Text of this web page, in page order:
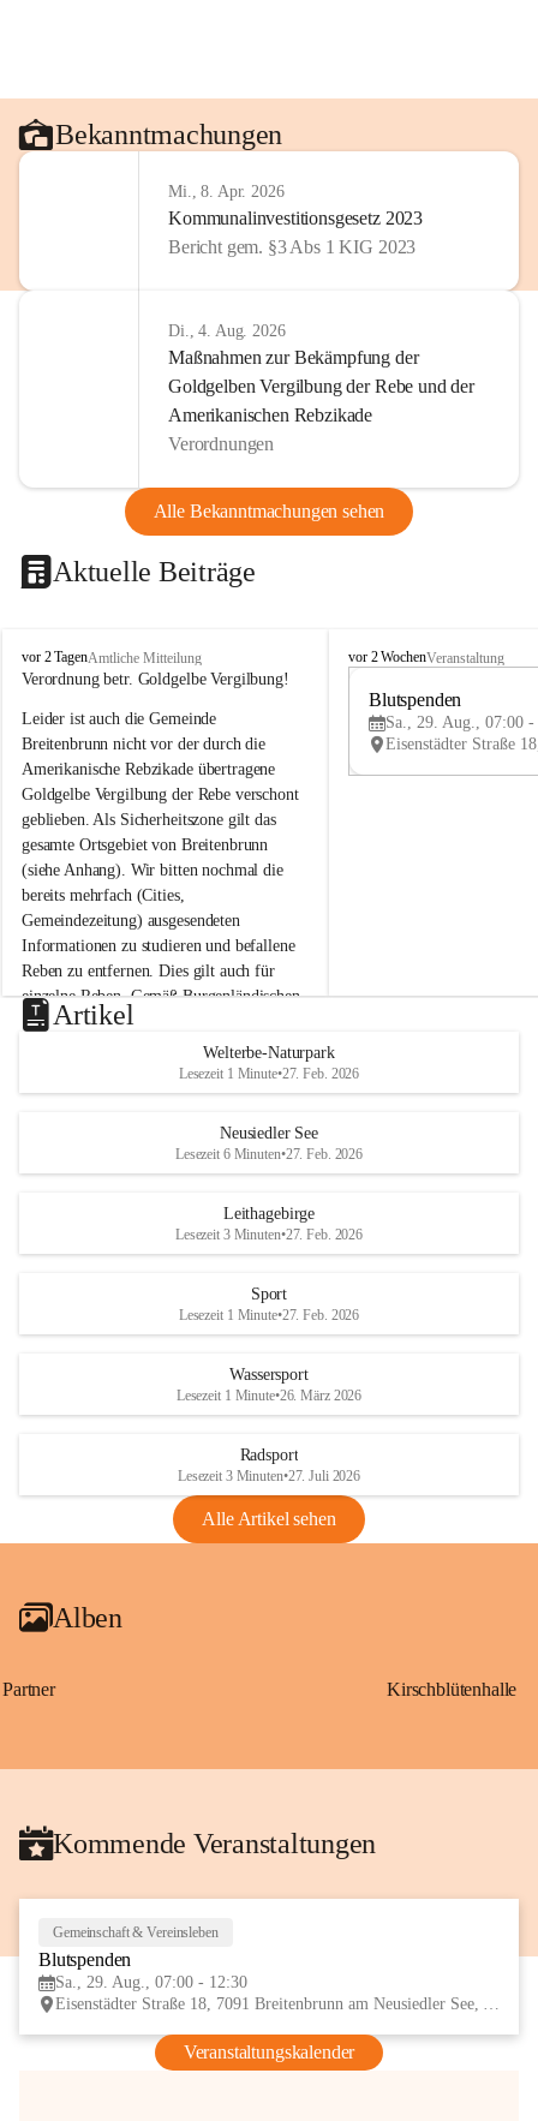
Bekanntmachungen
Mi., 8. Apr. 2026
Kommunalinvestitionsgesetz 2023
Bericht gem. §3 Abs 1 KIG 2023
Di., 4. Aug. 2026
Maßnahmen zur Bekämpfung der
Goldgelben Vergilbung der Rebe und der
Amerikanischen Rebzikade
Verordnungen
Alle Bekanntmachungen sehen
Aktuelle Beiträge
B
r
i
t
e
n
b
r
u
n
n
a
m
N
e
u
s
d
S
vor 2 TagenAmtliche Mitteilung
Verordnung betr. Goldgelbe Vergilbung!
Leider ist auch die Gemeinde
Breitenbrunn nicht vor der durch die
Amerikanische Rebzikade übertragene
Goldgelbe Vergilbung der Rebe verschont
geblieben. Als Sicherheitszone gilt das
gesamte Ortsgebiet von Breitenbrunn
(siehe Anhang). Wir bitten nochmal die
bereits mehrfach (Cities,
Gemeindezeitung) ausgesendeten
Informationen zu studieren und befallene
Reben zu entfernen. Dies gilt auch für
einzelne Reben. Gemäß Burgenländischen
Weinbaugesetz sind nicht gepflegte oder
unzulässige Weingärten zu roden! Bitte
helfen wir zusammen um unsere Winzer
vor den prognostizierten Ernteausfällen
und den daraus folgenden wirtschaftlichen
Maßnahmen zur Bekämpfung
Rebe und der Amerikanischen
Anhang VBl. EU Nr. 18
1 Seite•1,4 MB
VBl. EU Nr. 18_2026
B
e
u
e
d
r
S
vor 2 WochenVeranstaltung
Blutspenden
Sa., 29. Aug., 07:00 -
Artikel
Welterbe-Naturpark
Lesezeit 1 Minute•27. Feb. 2026
Neusiedler See
Lesezeit 6 Minuten•27. Feb. 2026
Leithagebirge
Lesezeit 3 Minuten•27. Feb. 2026
Sport
Lesezeit 1 Minute•27. Feb. 2026
Wassersport
Lesezeit 1 Minute•26. März 2026
Radsport
Lesezeit 3 Minuten•27. Juli 2026
Alle Artikel sehen
Alben
Partner Kirschblütenhalle
Kommende Veranstaltungen
Gemeinschaft & Vereinsleben
Blutspenden
Sa., 29. Aug., 07:00 - 12:30
Eisenstädter Straße 18, 7091 Breitenbrunn am Neusiedler See, AUT
Veranstaltungskalender